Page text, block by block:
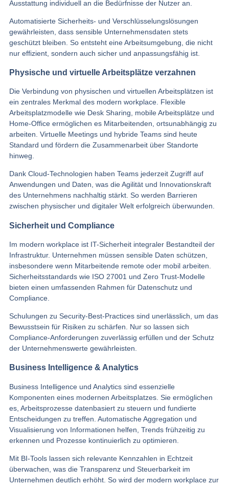
Ausstattung individuell an die Bedürfnisse der Nutzer an.
Automatisierte Sicherheits- und Verschlüsselungslösungen
gewährleisten, dass sensible Unternehmensdaten stets
geschützt bleiben. So entsteht eine Arbeitsumgebung, die nicht
nur effizient, sondern auch sicher und anpassungsfähig ist.
Physische und virtuelle Arbeitsplätze verzahnen
Die Verbindung von physischen und virtuellen Arbeitsplätzen ist
ein zentrales Merkmal des modern workplace. Flexible
Arbeitsplatzmodelle wie Desk Sharing, mobile Arbeitsplätze und
Home-Office ermöglichen es Mitarbeitenden, ortsunabhängig zu
arbeiten. Virtuelle Meetings und hybride Teams sind heute
Standard und fördern die Zusammenarbeit über Standorte
hinweg.
Dank Cloud-Technologien haben Teams jederzeit Zugriff auf
Anwendungen und Daten, was die Agilität und Innovationskraft
des Unternehmens nachhaltig stärkt. So werden Barrieren
zwischen physischer und digitaler Welt erfolgreich überwunden.
Sicherheit und Compliance
Im modern workplace ist IT-Sicherheit integraler Bestandteil der
Infrastruktur. Unternehmen müssen sensible Daten schützen,
insbesondere wenn Mitarbeitende remote oder mobil arbeiten.
Sicherheitsstandards wie ISO 27001 und Zero Trust-Modelle
bieten einen umfassenden Rahmen für Datenschutz und
Compliance.
Schulungen zu Security-Best-Practices sind unerlässlich, um das
Bewusstsein für Risiken zu schärfen. Nur so lassen sich
Compliance-Anforderungen zuverlässig erfüllen und der Schutz
der Unternehmenswerte gewährleisten.
Business Intelligence & Analytics
Business Intelligence und Analytics sind essenzielle
Komponenten eines modernen Arbeitsplatzes. Sie ermöglichen
es, Arbeitsprozesse datenbasiert zu steuern und fundierte
Entscheidungen zu treffen. Automatische Aggregation und
Visualisierung von Informationen helfen, Trends frühzeitig zu
erkennen und Prozesse kontinuierlich zu optimieren.
Mit BI-Tools lassen sich relevante Kennzahlen in Echtzeit
überwachen, was die Transparenz und Steuerbarkeit im
Unternehmen deutlich erhöht. So wird der modern workplace zur